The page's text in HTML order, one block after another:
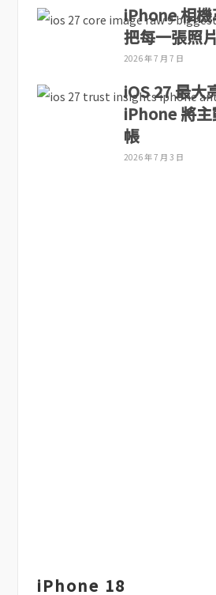
iPhone 相機
把每一張照
2026 年 7 月 7 日
iOS 27 最大
iPhone 將
帳
2026 年 7 月 3 日
iPhone 18